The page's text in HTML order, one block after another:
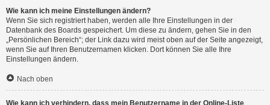
Wie kann ich meine Einstellungen ändern?
Wenn Sie sich registriert haben, werden alle Ihre Einstellungen in der
Datenbank des Boards gespeichert. Um diese zu ändern, gehen Sie in den
„Persönlichen Bereich“; der Link dazu wird meist oben auf der Seite angezeigt,
wenn Sie auf Ihren Benutzernamen klicken. Dort können Sie alle Ihre
Einstellungen ändern.
Nach oben
Wie kann ich verhindern, dass mein Benutzername in der Online-Liste